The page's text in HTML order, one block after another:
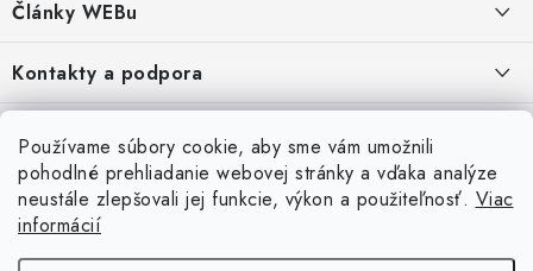
Používame súbory cookie, aby sme vám umožnili
pohodlné prehliadanie webovej stránky a vďaka analýze
neustále zlepšovali jej funkcie, výkon a použiteľnosť. Viac
informácií
e Moja objednávka
Odstúpenie od zmluvy
Formuláre na stiahnutie
Napíšte nám
Články WEBu
Dôležité oznamy
16.6.2026
Nákup na splátky
23.10.2022
Ako nakupovať
Kontakty a podpora
2.8.2022
Doprava a Platba
4.3.2022
Servisné služby
Servis a služby pre Vás
5.3.2022
Inštalácia a servis NB
Doprava - UPS Doprava - Packeta Splátky - Home Credit